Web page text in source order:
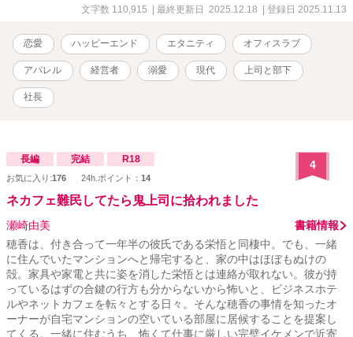
な一面を目にすることで、乙葉の気持ちが憧れから恋心へと変わっ
文字数 110,915 | 最終更新日 2025.12.18 | 登録日 2025.11.13
恋愛 ハッピーエンド エタニティ オフィスラブ
アパレル 経営者 溺愛 現代 上司と部下
社長
長編 完結 R18
お気に入り:176 24h.ポイント： 14
4
ネカフェ難民してたら鬼上司に拾われました
瀬崎由美
書籍情報
穂香は、付き合って一年半の彼氏である栄悟と同棲中。でも、一緒
に住んでいたマンションへと帰宅すると、家の中はほぼもぬけの
殻。家具や家電と共に姿を消した栄悟とは連絡が取れない。彼が持
っているはずの合鍵の行方も分からないから怖いと、ビジネスホテ
ルやネットカフェを転々とする日々。そんな穂香の事情を知ったオ
ーナーが自宅マンションの空いている部屋に居候することを提案し
てくる。一緒に住むうち、怖くて仕事に厳しい完璧イケメンで近寄